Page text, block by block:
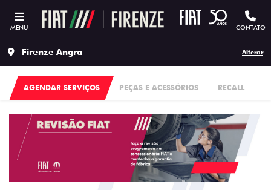
MENU CONTATO
Firenze Angra Alterar
AGENDAR SERVIÇOS PEÇAS E ACESSÓRIOS RECALL